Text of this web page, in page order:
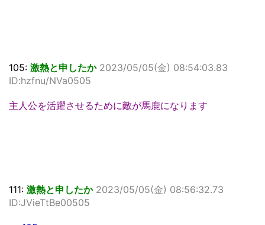
105: 激熱と申したか 2023/05/05(金) 08:54:03.83
ID:hzfnu/NVa0505
主人公を活躍させるために敵が馬鹿になります
111: 激熱と申したか 2023/05/05(金) 08:56:32.73
ID:JVieTtBe00505